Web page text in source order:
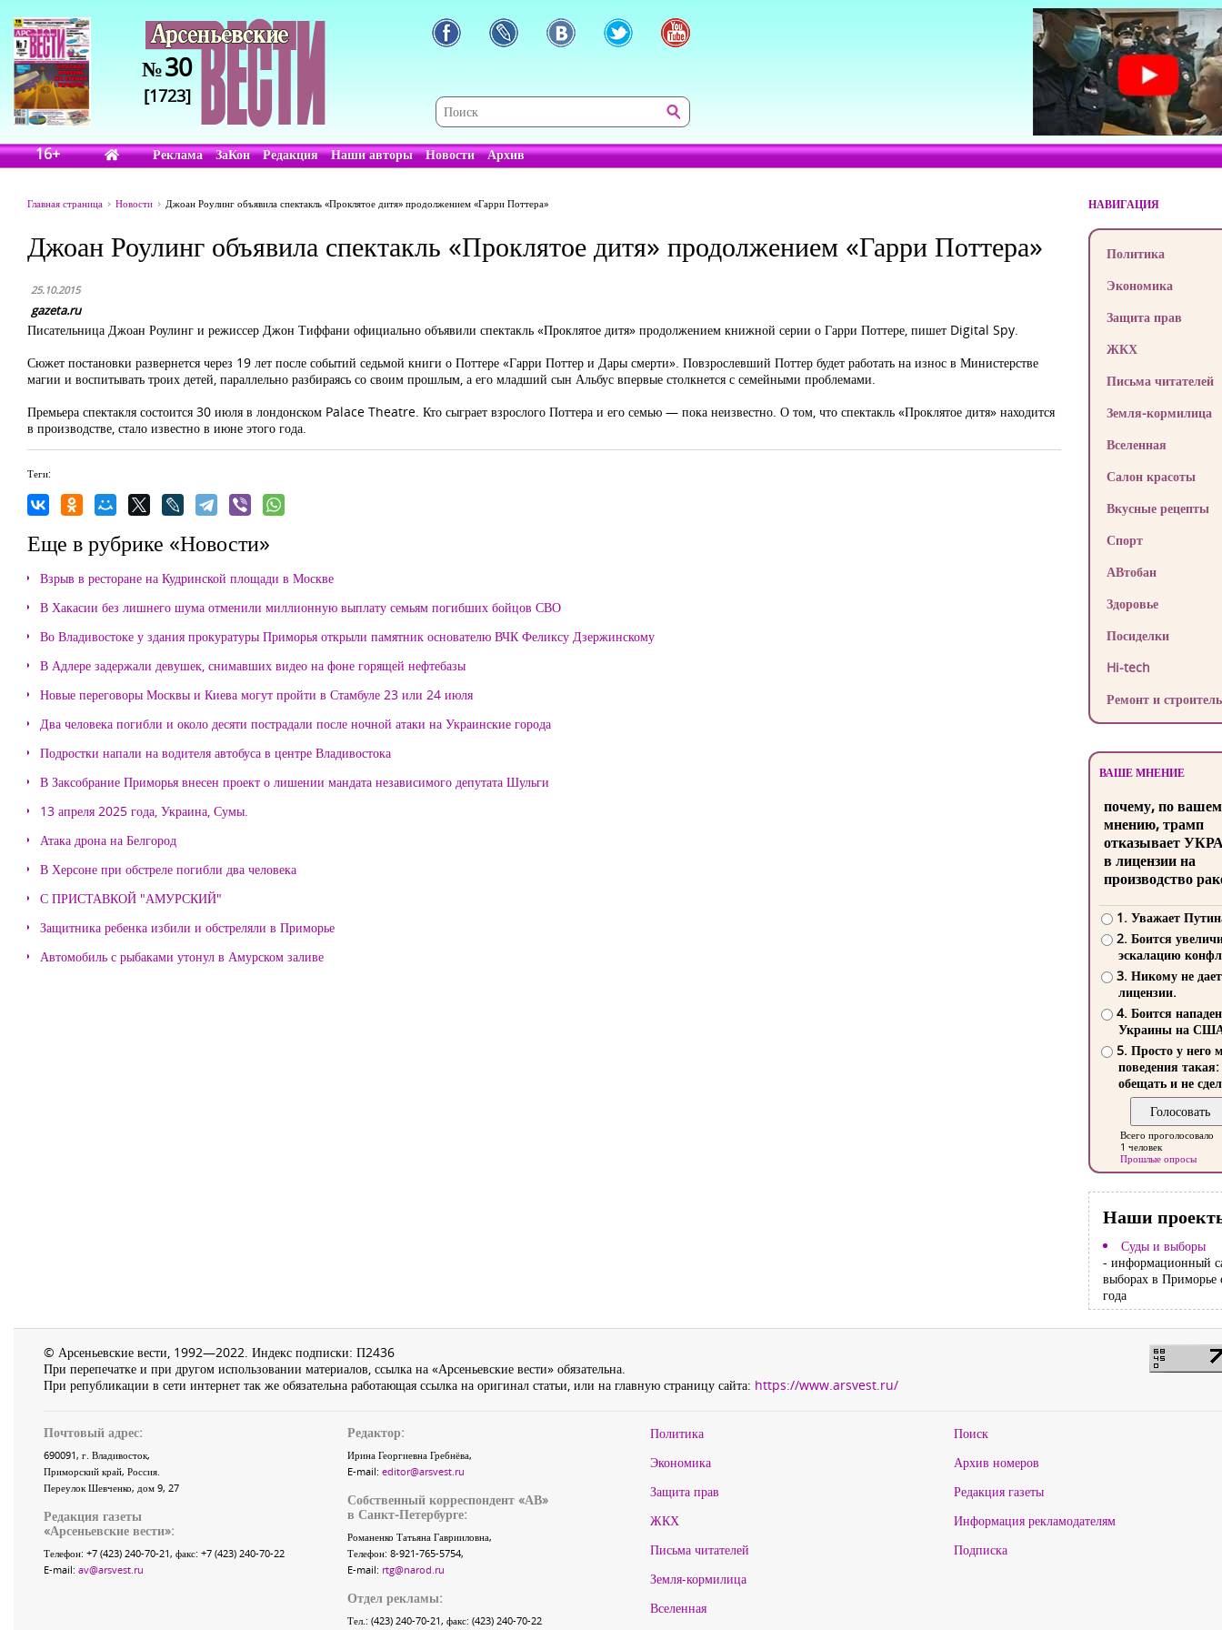
№30
[1723]
16+ Реклама ЗаКон Редакция Наши авторы Новости Архив
Главная страница Новости Джоан Роулинг объявила спектакль «Проклятое дитя» продолжением «Гарри Поттера»
Джоан Роулинг объявила спектакль «Проклятое дитя» продолжением «Гарри Поттера»
25.10.2015
gazeta.ru
Писательница Джоан Роулинг и режиссер Джон Тиффани официально объявили спектакль «Проклятое дитя» продолжением книжной серии о Гарри Поттере, пишет Digital Spy.
Сюжет постановки развернется через 19 лет после событий седьмой книги о Поттере «Гарри Поттер и Дары смерти». Повзрослевший Поттер будет работать на износ в Министерстве
магии и воспитывать троих детей, параллельно разбираясь со своим прошлым, а его младший сын Альбус впервые столкнется с семейными проблемами.
Премьера спектакля состоится 30 июля в лондонском Palace Theatre. Кто сыграет взрослого Поттера и его семью — пока неизвестно. О том, что спектакль «Проклятое дитя» находится
в производстве, стало известно в июне этого года.
Теги:
Еще в рубрике «Новости»
Взрыв в ресторане на Кудринской площади в Москве
В Хакасии без лишнего шума отменили миллионную выплату семьям погибших бойцов СВО
Во Владивостоке у здания прокуратуры Приморья открыли памятник основателю ВЧК Феликсу Дзержинскому
В Адлере задержали девушек, снимавших видео на фоне горящей нефтебазы
Новые переговоры Москвы и Киева могут пройти в Стамбуле 23 или 24 июля
Два человека погибли и около десяти пострадали после ночной атаки на Украинские города
Подростки напали на водителя автобуса в центре Владивостока
В Заксобрание Приморья внесен проект о лишении мандата независимого депутата Шульги
13 апреля 2025 года, Украина, Сумы.
Атака дрона на Белгород
В Херсоне при обстреле погибли два человека
С ПРИСТАВКОЙ "АМУРСКИЙ"
Защитника ребенка избили и обстреляли в Приморье
Автомобиль с рыбаками утонул в Амурском заливе
НАВИГАЦИЯ
Политика
Экономика
Защита прав
ЖКХ
Письма читателей
Земля-кормилица
Вселенная
Салон красоты
Вкусные рецепты
Спорт
АВтобан
Здоровье
Посиделки
Hi-tech
Ремонт и
ВАШЕ МНЕНИЕ
почему, по
мнению, трамп
отказывает
в лицензии на
производство
1. Уважает
2. Боится
эскалацию
3. Никому не
лицензии.
4. Боится
Украины на
5. Просто у него
поведения такая:
обещать и не
Всего проголосовало
1 человек
Прошлые опросы
Наши
Суды и выборы
- информационный
выборах в Приморье
года
© Арсеньевские вести, 1992—2022. Индекс подписки: П2436
При перепечатке и при другом использовании материалов, ссылка на «Арсеньевские вести» обязательна.
При републикации в сети интернет так же обязательна работающая ссылка на оригинал статьи, или на главную страницу сайта: https://www.arsvest.ru/
Почтовый адрес:
690091, г. Владивосток,
Приморский край, Россия.
Переулок Шевченко, дом 9, 27
Редакция газеты
«Арсеньевские вести»:
Телефон: +7 (423) 240-70-21, факс: +7 (423) 240-70-22
E-mail: av@arsvest.ru
Редактор:
Ирина Георгиевна Гребнёва,
E-mail: editor@arsvest.ru
Собственный корреспондент «АВ»
в Санкт-Петербурге:
Романенко Татьяна Гаврииловна,
Телефон: 8-921-765-5754,
E-mail: rtg@narod.ru
Отдел рекламы:
Тел.: (423) 240-70-21, факс: (423) 240-70-22
Политика
Экономика
Защита прав
ЖКХ
Письма читателей
Земля-кормилица
Вселенная
Поиск
Архив номеров
Редакция газеты
Информация рекламодателям
Подписка